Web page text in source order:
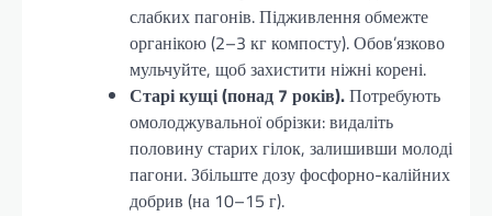
слабких пагонів. Підживлення обмежте
органікою (2–3 кг компосту). Обов’язково
мульчуйте, щоб захистити ніжні корені.
Старі кущі (понад 7 років).Потребують
омолоджувальної обрізки: видаліть
половину старих гілок, залишивши молоді
пагони. Збільште дозу фосфорно-калійних
добрив (на 10–15 г).